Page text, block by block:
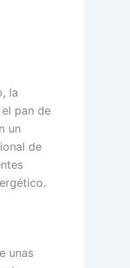
la
pan de
un
de
unas